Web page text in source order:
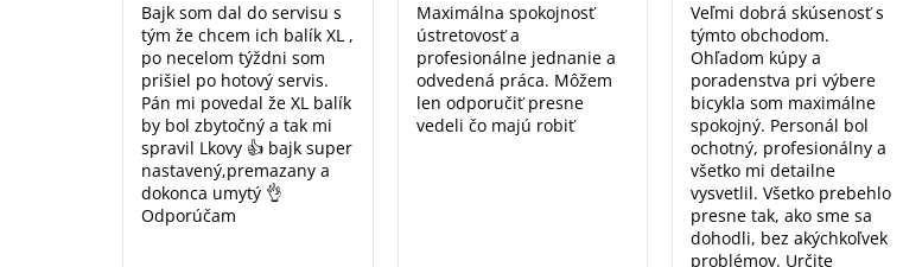
Bajk som dal do servisu s
tým že chcem ich balík XL ,
po necelom týždni som
prišiel po hotový servis.
Pán mi povedal že XL balík
by bol zbytočný a tak mi
spravil Lkovy 👍 bajk super
nastavený,premazany a
dokonca umytý 👌
Odporúčam
Maximálna spokojnosť
ústretovosť a
profesionálne jednanie a
odvedená práca. Môžem
len odporučiť presne
vedeli čo majú robiť
Veľmi dobrá skúsenosť s
týmto obchodom.
Ohľadom kúpy a
poradenstva pri výbere
bicykla som maximálne
spokojný. Personál bol
ochotný, profesionálny a
všetko mi detailne
vysvetlil. Všetko prebehlo
presne tak, ako sme sa
dohodli, bez akýchkoľvek
problémov. Určite